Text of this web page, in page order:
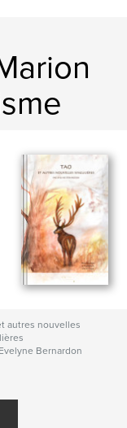
autres nouvelles
Bernardon